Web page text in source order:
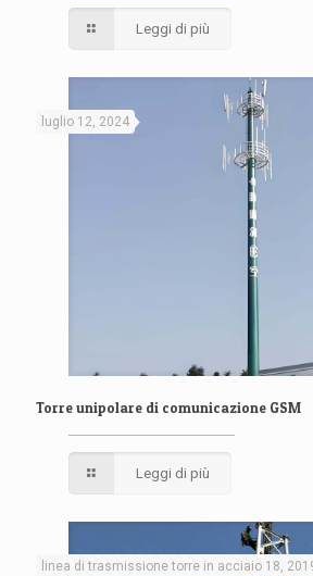
Leggi di più
luglio 12, 2024
Torre unipolare di comunicazione GSM
Leggi di più
linea di trasmissione torre in acciaio 18,